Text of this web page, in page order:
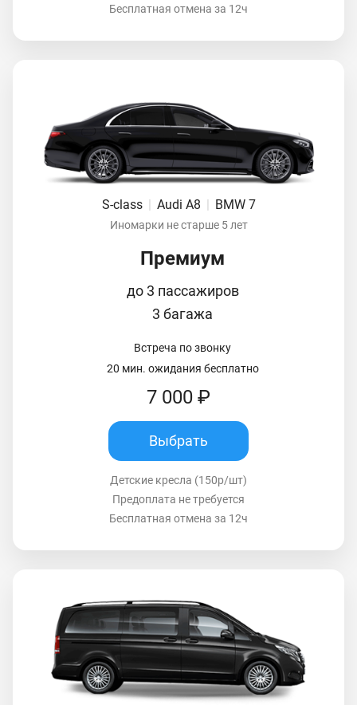
Бесплатная отмена за 12ч
S-class | Audi A8 | BMW 7
Иномарки не старше 5 лет
Премиум
до 3 пассажиров
3 багажа
Встреча по звонку
20 мин. ожидания бесплатно
7 000 ₽
Выбрать
Детские кресла (150р/шт)
Предоплата не требуется
Бесплатная отмена за 12ч